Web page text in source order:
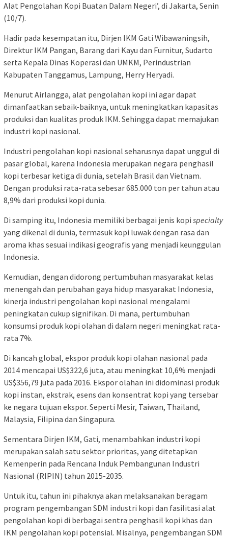
Alat Pengolahan Kopi Buatan Dalam Negeri’, di Jakarta, Senin
(10/7).
Hadir pada kesempatan itu, Dirjen IKM Gati Wibawaningsih,
Direktur IKM Pangan, Barang dari Kayu dan Furnitur, Sudarto
serta Kepala Dinas Koperasi dan UMKM, Perindustrian
Kabupaten Tanggamus, Lampung, Herry Heryadi.
Menurut Airlangga, alat pengolahan kopi ini agar dapat
dimanfaatkan sebaik-baiknya, untuk meningkatkan kapasitas
produksi dan kualitas produk IKM. Sehingga dapat memajukan
industri kopi nasional.
Industri pengolahan kopi nasional seharusnya dapat unggul di
pasar global, karena Indonesia merupakan negara penghasil
kopi terbesar ketiga di dunia, setelah Brasil dan Vietnam.
Dengan produksi rata-rata sebesar 685.000 ton per tahun atau
8,9% dari produksi kopi dunia.
Di samping itu, Indonesia memiliki berbagai jenis kopi specialty
yang dikenal di dunia, termasuk kopi luwak dengan rasa dan
aroma khas sesuai indikasi geografis yang menjadi keunggulan
Indonesia.
Kemudian, dengan didorong pertumbuhan masyarakat kelas
menengah dan perubahan gaya hidup masyarakat Indonesia,
kinerja industri pengolahan kopi nasional mengalami
peningkatan cukup signifikan. Di mana, pertumbuhan
konsumsi produk kopi olahan di dalam negeri meningkat rata-
rata 7%.
Di kancah global, ekspor produk kopi olahan nasional pada
2014 mencapai US$322,6 juta, atau meningkat 10,6% menjadi
US$356,79 juta pada 2016. Ekspor olahan ini didominasi produk
kopi instan, ekstrak, esens dan konsentrat kopi yang tersebar
ke negara tujuan ekspor. Seperti Mesir, Taiwan, Thailand,
Malaysia, Filipina dan Singapura.
Sementara Dirjen IKM, Gati, menambahkan industri kopi
merupakan salah satu sektor prioritas, yang ditetapkan
Kemenperin pada Rencana Induk Pembangunan Industri
Nasional (RIPIN) tahun 2015-2035.
Untuk itu, tahun ini pihaknya akan melaksanakan beragam
program pengembangan SDM industri kopi dan fasilitasi alat
pengolahan kopi di berbagai sentra penghasil kopi khas dan
IKM pengolahan kopi potensial. Misalnya, pengembangan SDM